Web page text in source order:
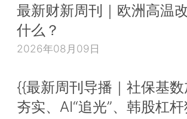
最新财新周刊｜欧洲高温
什么？
2026年08月09日
{{最新周刊导播｜社保基数
夯实、AI“追光”、韩股杠